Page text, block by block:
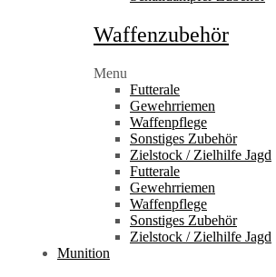
Waffenzubehör
Menu
Futterale
Gewehrriemen
Waffenpflege
Sonstiges Zubehör
Zielstock / Zielhilfe Jagd
Futterale
Gewehrriemen
Waffenpflege
Sonstiges Zubehör
Zielstock / Zielhilfe Jagd
Munition